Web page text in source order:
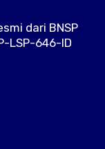
dari BNSP
LSP-646-ID